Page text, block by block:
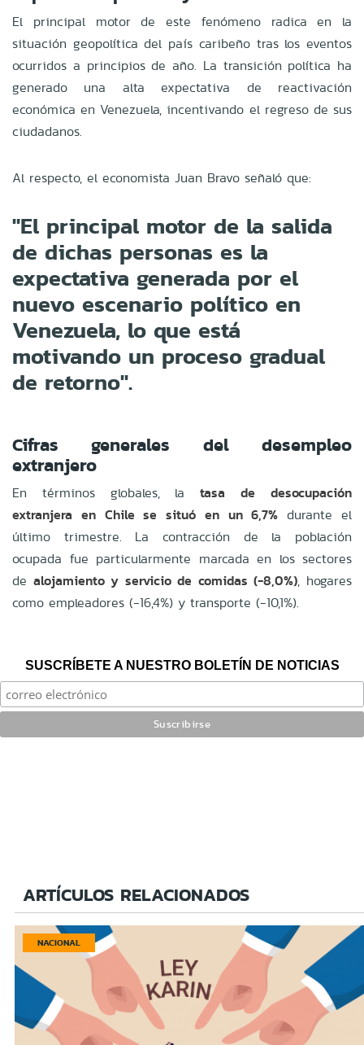
El principal motor de este fenómeno radica en la
situación geopolítica del país caribeño tras los eventos
ocurridos a principios de año. La transición política ha
generado una alta expectativa de reactivación
económica en Venezuela, incentivando el regreso de sus
ciudadanos.
Al respecto, el economista Juan Bravo señaló que:
"El principal motor de la salida
de dichas personas es la
expectativa generada por el
nuevo escenario político en
Venezuela, lo que está
motivando un proceso gradual
de retorno".
Cifras generales del desempleo
extranjero
En términos globales, latasa de desocupación
extranjera en Chile se situó en un 6,7% durante el
último trimestre. La contracción de la población
ocupada fue particularmente marcada en los sectores
de alojamiento y servicio de comidas (-8,0%), hogares
como empleadores (-16,4%) y transporte (-10,1%).
SUSCRÍBETE A NUESTRO BOLETÍN DE NOTICIAS
ARTÍCULOS RELACIONADOS
NACIONAL